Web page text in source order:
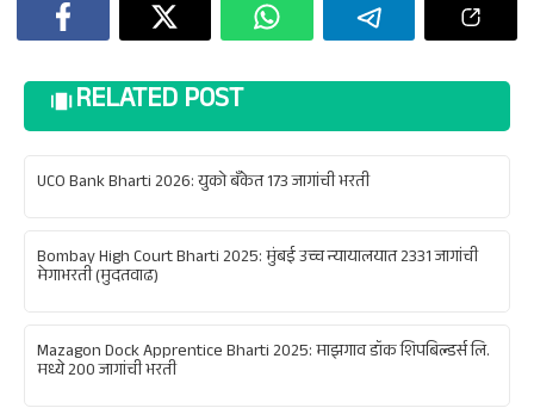
RELATED POST
UCO Bank Bharti 2026: युको बँकेत 173 जागांची भरती
Bombay High Court Bharti 2025: मुंबई उच्च न्यायालयात 2331 जागांची
मेगाभरती (मुदतवाढ)
Mazagon Dock Apprentice Bharti 2025: माझगाव डॉक शिपबिल्डर्स लि.
मध्ये 200 जागांची भरती